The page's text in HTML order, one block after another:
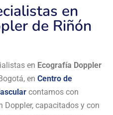
en
de Riñón
en Ecografía Doppler
en Centro de
contamos con
Doppler, capacitados y con